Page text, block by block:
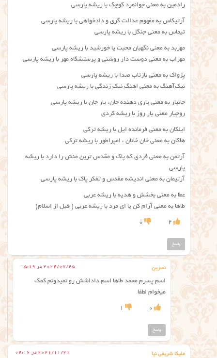
رادمین به معنی جوانمرد کوچک با ریشه پارسی
آرتیکاس به مفهوم عدالت گری و دادخواهی با ریشه پارسی
تیماس به معنی جنگل با ریشه پارسی
مهربد به معنی نگهبان محبت یا خورشید با ریشه پارسی
مهراب به معنی دوست دار روشنی و پرستشگاه مهر با ریشه پارسی
پِژواک به معنی بازتاب صدا با ریشه پارسی
نیک‌آهنگ به معنی اهنگ نیک زندگی با ریشه پارسی
جانیار به معنی یاری دهنده جان، یار جان با ریشه پارسی
روجیار معنی یار روز با ریشه کردی
ایلکان به معنی فرمانده ایل با ریشه ترکی
هاکان به معنی خان خانان ، امپراطور با ریشه ترکی
آرتمن به معنی فردی که پاک و مقدس ترین منش را دارد با ریشه
پارسی
آرتیمان به معنی اندیشه مقدس و تفکر پاک با ریشه پارسی
عطا به معنی بخشش و هدیه با ریشه عربی
طاها به معنی آرام کن یا ای مرد با ریشه عربی ( قبل از اسلام)
2
0
پاسخ
نسرین 2022/07/25 در 15:19
اسم پسرم محمد طاها اسم داداشش رو نمیدونم کمک
میخوام لطفا
0
1
پاسخ
ملیکا شریفی نیا 2021/11/21 در 02:16